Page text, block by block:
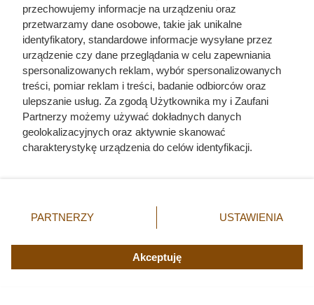
Anna Kurkowska - krwawa randka
i zwłoki w ognisku
przechowujemy informacje na urządzeniu oraz
przetwarzamy dane osobowe, takie jak unikalne
identyfikatory, standardowe informacje wysyłane przez
urządzenie czy dane przeglądania w celu zapewniania
spersonalizowanych reklam, wybór spersonalizowanych
treści, pomiar reklam i treści, badanie odbiorców oraz
ulepszanie usług. Za zgodą Użytkownika my i Zaufani
Partnerzy możemy używać dokładnych danych
geolokalizacyjnych oraz aktywnie skanować
charakterystykę urządzenia do celów identyfikacji.
zmienić/wycofać klikając przycisk ustawień prywatności
znajdujący się w lewym dolnym rogu strony. Niektóre
użytkownika, ale masz prawo sprzeciwić się takiemu
przetwarzaniu. Preferencje będą miały zastosowania tylko
PARTNERZY USTAWIENIA
Akceptuję